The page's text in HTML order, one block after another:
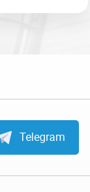
Telegram